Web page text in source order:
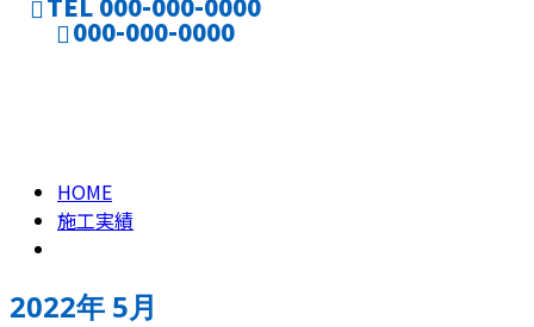
000-000-0000
HOME
施工実績
2022年 5月